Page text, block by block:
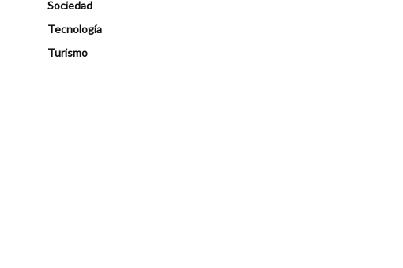
Sociedad
Tecnología
Turismo